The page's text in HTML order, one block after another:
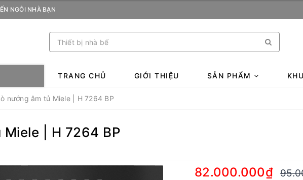
NGÔI NHÀ BẠN
TRANG CHỦ GIỚI THIỆU SẢN PHẨM
nướng âm tủ Miele | H 7264 BP
| H 7264 BP
82.000.000₫